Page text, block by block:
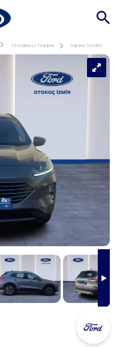
1.5 EcoBoost Titanium İlan No: 144369